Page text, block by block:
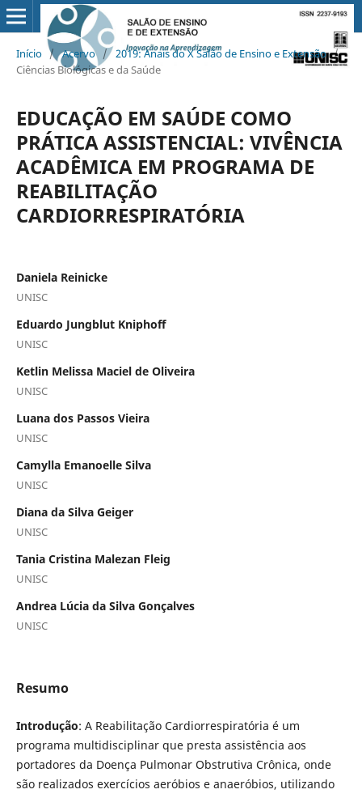
Início / Acervo / 2019: Anais do X Salão de Ensino e Extensão /
Ciências Biológicas e da Saúde
EDUCAÇÃO EM SAÚDE COMO
PRÁTICA ASSISTENCIAL: VIVÊNCIA
ACADÊMICA EM PROGRAMA DE
REABILITAÇÃO
CARDIORRESPIRATÓRIA
Daniela Reinicke
UNISC
Eduardo Jungblut Kniphoff
UNISC
Ketlin Melissa Maciel de Oliveira
UNISC
Luana dos Passos Vieira
UNISC
Camylla Emanoelle Silva
UNISC
Diana da Silva Geiger
UNISC
Tania Cristina Malezan Fleig
UNISC
Andrea Lúcia da Silva Gonçalves
UNISC
Resumo
Introdução: A Reabilitação Cardiorrespiratória é um
programa multidisciplinar que presta assistência aos
portadores da Doença Pulmonar Obstrutiva Crônica, onde
são realizados exercícios aeróbios e anaeróbios, utilizando